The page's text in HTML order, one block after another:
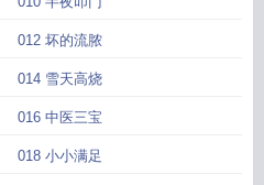
012 坏的流脓
014 雪天高烧
016 中医三宝
018 小小满足